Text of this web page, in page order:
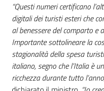
“Questi numeri certificano
digitali dei turisti esteri che
al benessere del comparto e
Importante sottolineare la
stagionalità della spesa
italiano, segno che l’Italia è
ricchezza durante tutto